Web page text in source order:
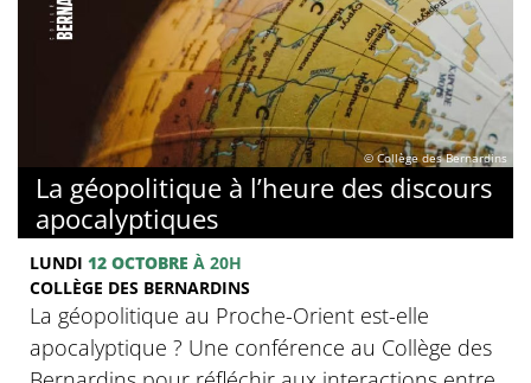
© Collège des Bernardins
La géopolitique à l’heure des discours
apocalyptiques
LUNDI 12 OCTOBRE À 20H
COLLÈGE DES BERNARDINS
La géopolitique au Proche-Orient est-elle
apocalyptique ? Une conférence au Collège des